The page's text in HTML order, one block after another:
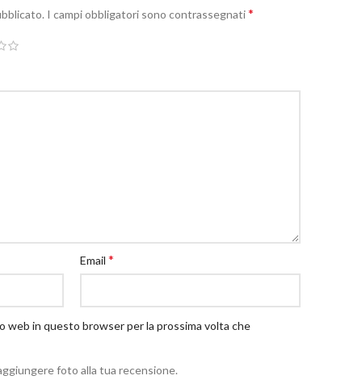
I campi obbligatori sono contrassegnati*
Email *
web in questo browser per la prossima volta che
foto alla tua recensione.